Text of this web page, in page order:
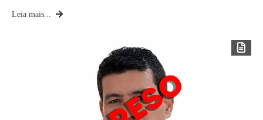
Leia mais...